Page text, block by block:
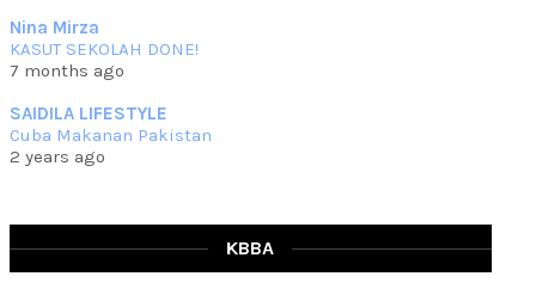
Jun 20 2023
RESIPI PISANG MUDA MASAK LEMAK
lemak ni che mat... read more
Mar 07 2023
RESIPI BAMIA KAMBING
Nina Mirza
KASUT SEKOLAH DONE!
7 months ago
SAIDILA LIFESTYLE
Cuba Makanan Pakistan
2 years ago
KBBA